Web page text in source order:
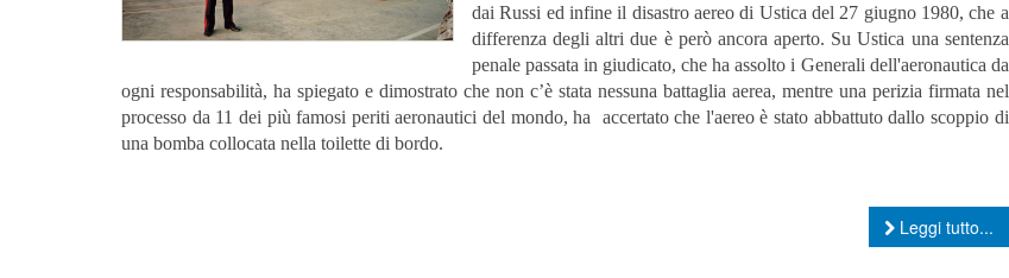
dai Russi ed infine il disastro aereo di Ustica del 27 giugno 1980, che a
differenza degli altri due è però ancora aperto. Su Ustica una sentenza
penale passata in giudicato, che ha assolto i Generali dell'aeronautica da
ogni responsabilità, ha spiegato e dimostrato che non c’è stata nessuna battaglia aerea, mentre una perizia firmata nel
processo da 11 dei più famosi periti aeronautici del mondo, ha accertato che l'aereo è stato abbattuto dallo scoppio di
una bomba collocata nella toilette di bordo.
Leggi tutto...